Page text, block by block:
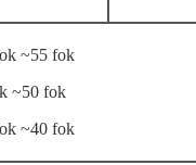
~55 fok
~50 fok
~40 fok